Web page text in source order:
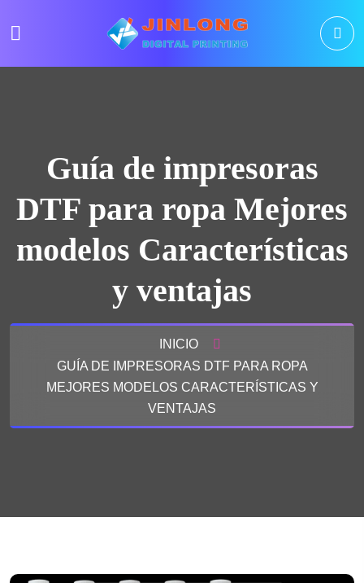
Guía de impresoras
DTF para ropa Mejores
modelos Características
y ventajas
INICIO
GUÍA DE IMPRESORAS DTF PARA ROPA
MEJORES MODELOS CARACTERÍSTICAS Y
VENTAJAS